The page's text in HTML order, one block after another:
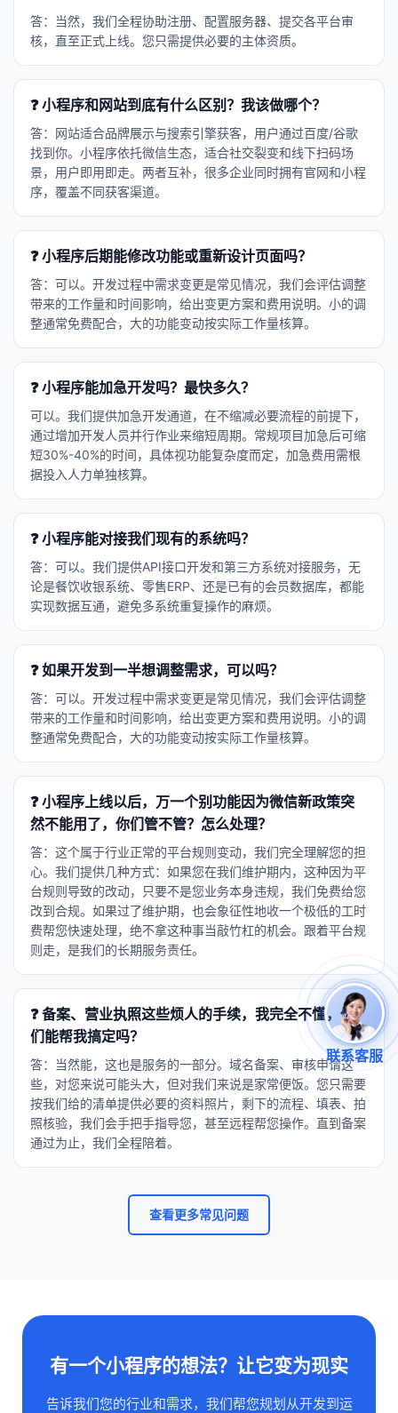
答：当然，我们全程协助注册、配置服务器、提交各平台审
核，直至正式上线。您只需提供必要的主体资质。
❓ 小程序和网站到底有什么区别？我该做哪个？
答：网站适合品牌展示与搜索引擎获客，用户通过百度/谷歌
找到你。小程序依托微信生态，适合社交裂变和线下扫码场
景，用户即用即走。两者互补，很多企业同时拥有官网和小程
序，覆盖不同获客渠道。
❓ 小程序后期能修改功能或重新设计页面吗？
答：可以。开发过程中需求变更是常见情况，我们会评估调整
带来的工作量和时间影响，给出变更方案和费用说明。小的调
整通常免费配合，大的功能变动按实际工作量核算。
❓ 小程序能加急开发吗？最快多久？
可以。我们提供加急开发通道，在不缩减必要流程的前提下，
通过增加开发人员并行作业来缩短周期。常规项目加急后可缩
短30%-40%的时间，具体视功能复杂度而定，加急费用需根
据投入人力单独核算。
❓ 小程序能对接我们现有的系统吗？
答：可以。我们提供API接口开发和第三方系统对接服务，无
论是餐饮收银系统、零售ERP、还是已有的会员数据库，都能
实现数据互通，避免多系统重复操作的麻烦。
❓ 如果开发到一半想调整需求，可以吗？
答：可以。开发过程中需求变更是常见情况，我们会评估调整
带来的工作量和时间影响，给出变更方案和费用说明。小的调
整通常免费配合，大的功能变动按实际工作量核算。
❓ 小程序上线以后，万一个别功能因为微信新政策突
然不能用了，你们管不管？怎么处理？
答：这个属于行业正常的平台规则变动，我们完全理解您的担
心。我们提供几种方式：如果您在我们维护期内，这种因为平
台规则导致的改动，只要不是您业务本身违规，我们免费给您
改到合规。如果过了维护期，也会象征性地收一个极低的工时
费帮您快速处理，绝不拿这种事当敲竹杠的机会。跟着平台规
则走，是我们的长期服务责任。
❓ 备案、营业执照这些烦人的手续，我完全不懂，你
们能帮我搞定吗？
答：当然能，这也是服务的一部分。域名备案、审核申请这
些，对您来说可能头大，但对我们来说是家常便饭。您只需要
按我们给的清单提供必要的资料照片，剩下的流程、填表、拍
照核验，我们会手把手指导您，甚至远程帮您操作。直到备案
通过为止，我们全程陪着。
查看更多常见问题
有一个小程序的想法？让它变为现实
告诉我们您的行业和需求，我们帮您规划从开发到运
联系客服